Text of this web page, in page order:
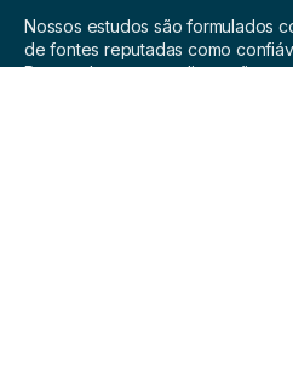
Nossos estudos são formulados
de fontes reputadas como
Research e seus analistas não se